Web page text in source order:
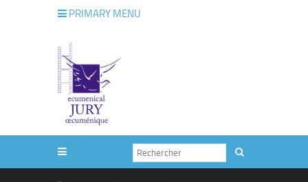
PRIMARY MENU